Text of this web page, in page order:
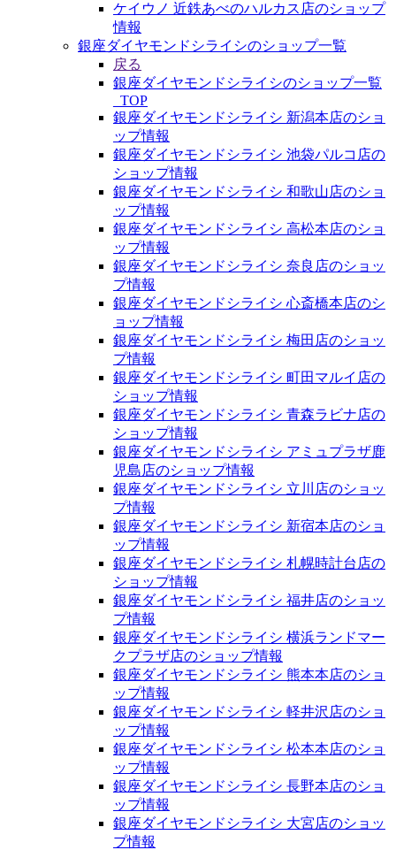
ケイウノ 近鉄あべのハルカス店のショップ
情報
銀座ダイヤモンドシライシのショップ一覧
戻る
銀座ダイヤモンドシライシのショップ一覧
_TOP
銀座ダイヤモンドシライシ 新潟本店のショ
ップ情報
銀座ダイヤモンドシライシ 池袋パルコ店の
ショップ情報
銀座ダイヤモンドシライシ 和歌山店のショ
ップ情報
銀座ダイヤモンドシライシ 高松本店のショ
ップ情報
銀座ダイヤモンドシライシ 奈良店のショッ
プ情報
銀座ダイヤモンドシライシ 心斎橋本店のシ
ョップ情報
銀座ダイヤモンドシライシ 梅田店のショッ
プ情報
銀座ダイヤモンドシライシ 町田マルイ店の
ショップ情報
銀座ダイヤモンドシライシ 青森ラビナ店の
ショップ情報
銀座ダイヤモンドシライシ アミュプラザ鹿
児島店のショップ情報
銀座ダイヤモンドシライシ 立川店のショッ
プ情報
銀座ダイヤモンドシライシ 新宿本店のショ
ップ情報
銀座ダイヤモンドシライシ 札幌時計台店の
ショップ情報
銀座ダイヤモンドシライシ 福井店のショッ
プ情報
銀座ダイヤモンドシライシ 横浜ランドマー
クプラザ店のショップ情報
銀座ダイヤモンドシライシ 熊本本店のショ
ップ情報
銀座ダイヤモンドシライシ 軽井沢店のショ
ップ情報
銀座ダイヤモンドシライシ 松本本店のショ
ップ情報
銀座ダイヤモンドシライシ 長野本店のショ
ップ情報
銀座ダイヤモンドシライシ 大宮店のショッ
プ情報